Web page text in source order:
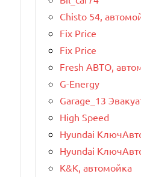
Chisto 54,
Fix Price
Fix Price
Fresh АВТО,
G-Energy
Garage_13
High Speed
Hyundai
Hyundai
K&K, автомойка